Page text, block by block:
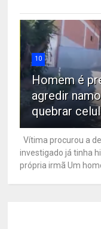
10
Homem é
agredir
quebrar
Vítima procurou a
investigado já tinha
própria irmã Um